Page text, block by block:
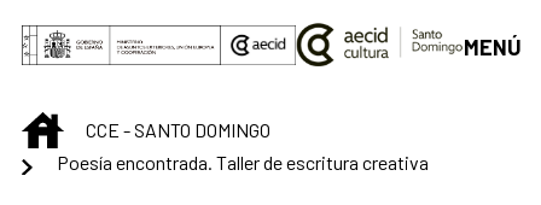
Saltar al contenido principal
MENÚ
INICIOCCE - SANTO DOMINGO
Poesía encontrada. Taller de escritura creativa